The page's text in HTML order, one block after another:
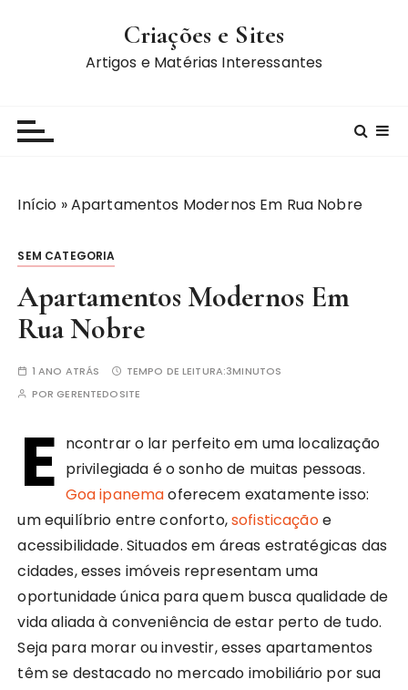
Criações e Sites
Artigos e Matérias Interessantes
Início »Apartamentos Modernos Em Rua Nobre
SEM CATEGORIA
Apartamentos Modernos Em
Rua Nobre
1 ANO ATRÁS TEMPO DE LEITURA:3MINUTOS
PORGERENTEDOSITE
E ncontrar o lar perfeito em uma localização
privilegiada é o sonho de muitas pessoas.
Goa ipanemaoferecem exatamente isso:
um equilíbrio entre conforto,sofisticaçãoe
acessibilidade. Situados em áreas estratégicas das
cidades, esses imóveis representam uma
oportunidade única para quem busca qualidade de
vida aliada à conveniência de estar perto de tudo.
Seja para morar ou investir, esses apartamentos
têm se destacado no mercado imobiliário por sua